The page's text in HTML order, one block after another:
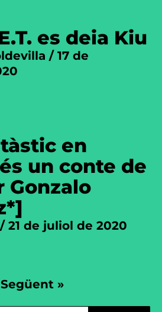
es deia Kiu
17 de
en
un conte de
Gonzalo
21 de juliol de 2020
Següent »